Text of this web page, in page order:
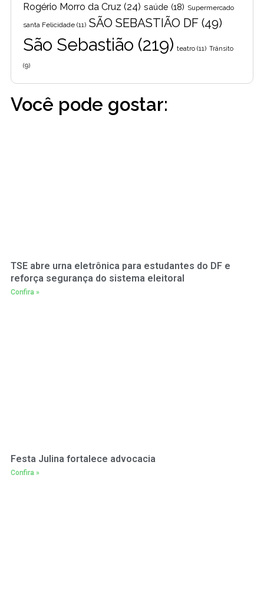
Rogério Morro da Cruz (24) saúde (18) Supermercado
santa Felicidade (11) SÃO SEBASTIÃO DF (49)
São Sebastião (219) teatro (11) Trânsito
(9)
Você pode gostar:
TSE abre urna eletrônica para estudantes do DF e
reforça segurança do sistema eleitoral
Confira »
Festa Julina fortalece advocacia
Confira »